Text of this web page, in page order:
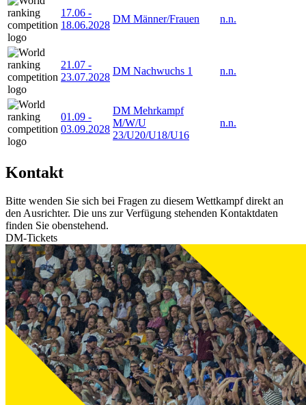
17.06 -
18.06.2028
DM Männer/Frauen n.n.
21.07 -
23.07.2028
DM Nachwuchs 1 n.n.
01.09 -
03.09.2028
DM Mehrkampf
M/W/U
23/U20/U18/U16
n.n.
Kontakt
Bitte wenden Sie sich bei Fragen zu diesem Wettkampf direkt an
den Ausrichter. Die uns zur Verfügung stehenden Kontaktdaten
finden Sie obenstehend.
DM-Tickets